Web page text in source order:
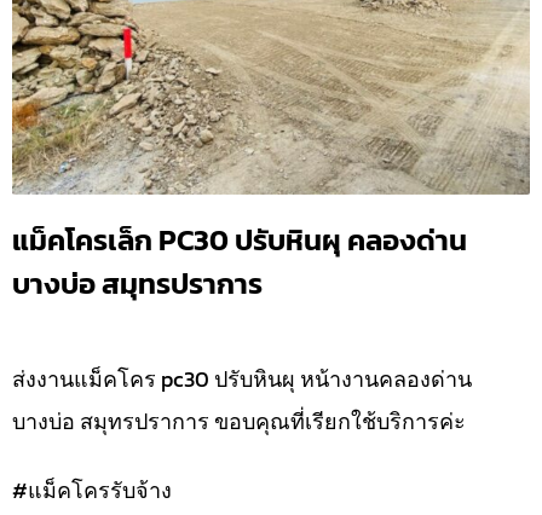
แม็คโครเล็ก PC30 ปรับหินผุ คลองด่าน
บางบ่อ สมุทรปราการ
ส่งงานแม็คโคร pc30 ปรับหินผุ หน้างานคลองด่าน
บางบ่อ สมุทรปราการ ขอบคุณที่เรียกใช้บริการค่ะ
#แม็คโครรับจ้าง